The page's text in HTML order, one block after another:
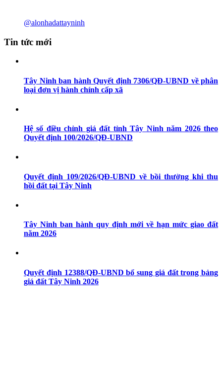
@alonhadattayninh
Tin tức mới
Tây Ninh ban hành Quyết định 7306/QĐ-UBND về phân
loại đơn vị hành chính cấp xã
Hệ số điều chỉnh giá đất tỉnh Tây Ninh năm 2026 theo
Quyết định 100/2026/QĐ-UBND
Quyết định 109/2026/QĐ-UBND về bồi thường khi thu
hồi đất tại Tây Ninh
Tây Ninh ban hành quy định mới về hạn mức giao đất
năm 2026
Quyết định 12388/QĐ-UBND bổ sung giá đất trong bảng
giá đất Tây Ninh 2026